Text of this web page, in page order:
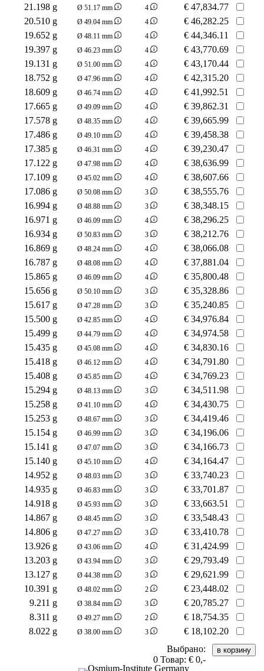
21.198 g Ø 51.17 mm 4 € 47,834.77
20.510 g
Ø 49.04 mm 4 € 46,282.25
19.652 g
Ø 48.11 mm 4 € 44,346.11
19.397 g
Ø 46.23 mm 4 € 43,770.69
19.131 g
Ø 51.00 mm 4 € 43,170.44
18.752 g
Ø 47.96 mm 4 € 42,315.20
18.609 g
Ø 46.74 mm 4 € 41,992.51
17.665 g
Ø 49.09 mm 4 € 39,862.31
17.578 g
Ø 48.35 mm 4 € 39,665.99
17.486 g
Ø 49.10 mm 4 € 39,458.38
17.385 g
Ø 46.31 mm 4 € 39,230.47
17.122 g
Ø 47.98 mm 4 € 38,636.99
17.109 g
Ø 45.02 mm 4 € 38,607.66
17.086 g
Ø 50.08 mm 3 € 38,555.76
16.994 g
Ø 48.88 mm 3 € 38,348.15
16.971 g
Ø 46.09 mm 4 € 38,296.25
16.934 g
Ø 50.83 mm 3 € 38,212.76
16.869 g
Ø 48.24 mm 4 € 38,066.08
16.787 g
Ø 48.08 mm 4 € 37,881.04
15.865 g
Ø 46.09 mm 4 € 35,800.48
15.656 g
Ø 50.10 mm 3 € 35,328.86
15.617 g
Ø 47.28 mm 3 € 35,240.85
15.500 g
Ø 42.85 mm 4 € 34,976.84
15.499 g
Ø 44.79 mm 4 € 34,974.58
15.435 g
Ø 45.08 mm 4 € 34,830.16
15.418 g
Ø 46.12 mm 4 € 34,791.80
15.408 g
Ø 45.85 mm 4 € 34,769.23
15.294 g
Ø 48.13 mm 3 € 34,511.98
15.258 g
Ø 41.10 mm 4 € 34,430.75
15.253 g
Ø 48.67 mm 3 € 34,419.46
15.154 g
Ø 46.99 mm 3 € 34,196.06
15.141 g
Ø 47.07 mm 3 € 34,166.73
15.140 g
Ø 45.10 mm 4 € 34,164.47
14.952 g
Ø 48.03 mm 3 € 33,740.23
14.935 g
Ø 46.83 mm 3 € 33,701.87
14.918 g
Ø 45.93 mm 3 € 33,663.51
14.867 g
Ø 48.45 mm 3 € 33,548.43
14.806 g
Ø 47.27 mm 3 € 33,410.78
13.926 g
Ø 43.06 mm 4 € 31,424.99
13.203 g
Ø 43.94 mm 3 € 29,793.49
13.127 g
Ø 44.38 mm 3 € 29,621.99
10.391 g
Ø 48.02 mm 2 € 23,448.02
9.211 g
Ø 38.84 mm 3 € 20,785.27
8.311 g
Ø 49.27 mm 2 € 18,754.35
8.022 g
Ø 38.00 mm 3 € 18,102.20
Выбрано:
0 Товар: € 0,-